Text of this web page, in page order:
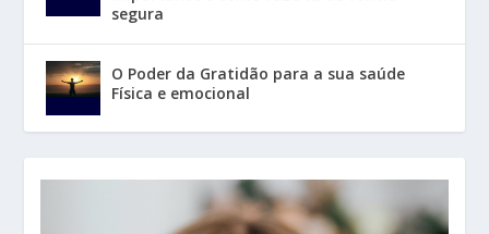
segura
O Poder da Gratidão para a sua saúde
Física e emocional